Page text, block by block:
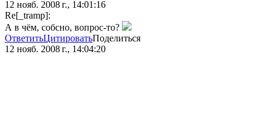
12 нояб. 2008 г., 14:01:16
Re[_tramp]:
А в чём, собсно, вопрос-то?
ОтветитьЦитироватьПоделиться
12 нояб. 2008 г., 14:04:20